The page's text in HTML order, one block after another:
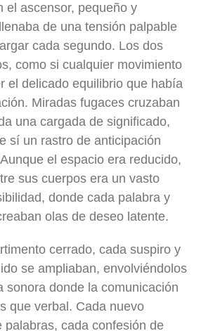
el ascensor, pequeño y
de una tensión palpable
cada segundo. Los dos
como si cualquier movimiento
el delicado equilibrio que había
Miradas fugaces cruzaban
una cargada de significado,
sí un rastro de anticipación
el espacio era reducido,
sus cuerpos era un vasto
donde cada palabra y
olas de deseo latente.
cerrado, cada suspiro y
se ampliaban, envolviéndolos
sonora donde la comunicación
que verbal. Cada nuevo
palabras, cada confesión de